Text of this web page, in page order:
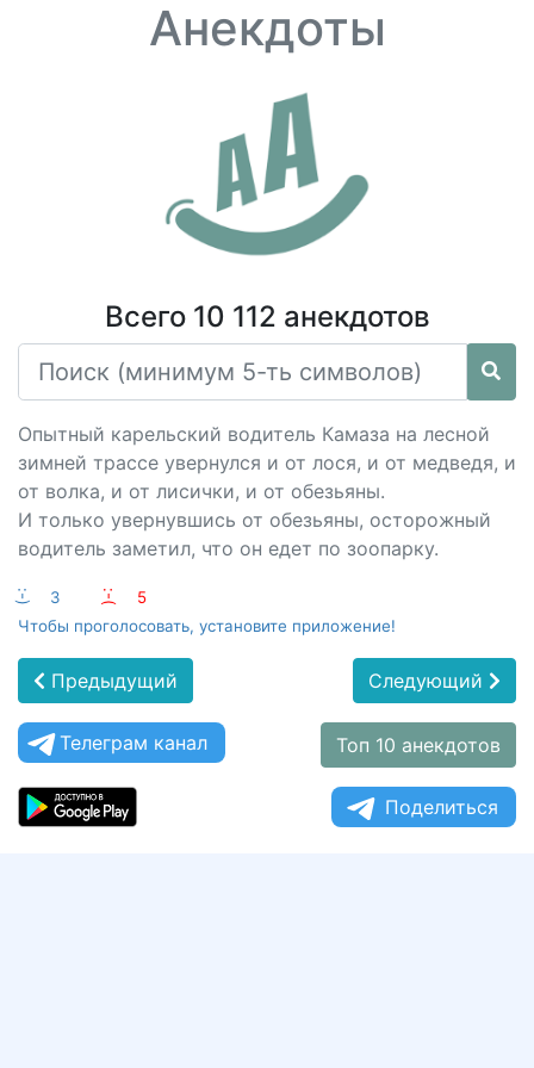
Анекдоты
Всего 10 112 анекдотов
Опытный карельский водитель Камаза на лесной
зимней трассе увернулся и от лося, и от медведя, и
от волка, и от лисички, и от обезьяны.
И только увернувшись от обезьяны, осторожный
водитель заметил, что он едет по зоопарку.
:-) 3 :-(
5
Чтобы проголосовать, установите приложение!
Предыдущий Следующий
Телеграм канал Топ 10 анекдотов
Поделиться